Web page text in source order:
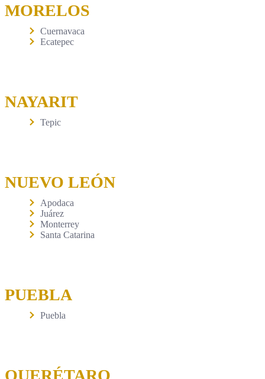
MORELOS
Cuernavaca
Ecatepec
NAYARIT
Tepic
NUEVO LEÓN
Apodaca
Juárez
Monterrey
Santa Catarina
PUEBLA
Puebla
QUERÉTARO